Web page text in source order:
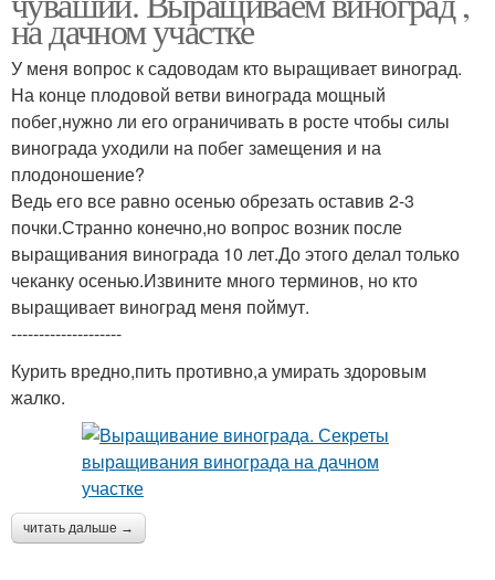
на дачном участке
У меня вопрос к садоводам кто выращивает виноград.
На конце плодовой ветви винограда мощный
побег,нужно ли его ограничивать в росте чтобы силы
винограда уходили на побег замещения и на
плодоношение?
Ведь его все равно осенью обрезать оставив 2-3
почки.Странно конечно,но вопрос возник после
выращивания винограда 10 лет.До этого делал только
чеканку осенью.Извините много терминов, но кто
выращивает виноград меня поймут.
--------------------
Курить вредно,пить противно,а умирать здоровым
жалко.
читать дальше →